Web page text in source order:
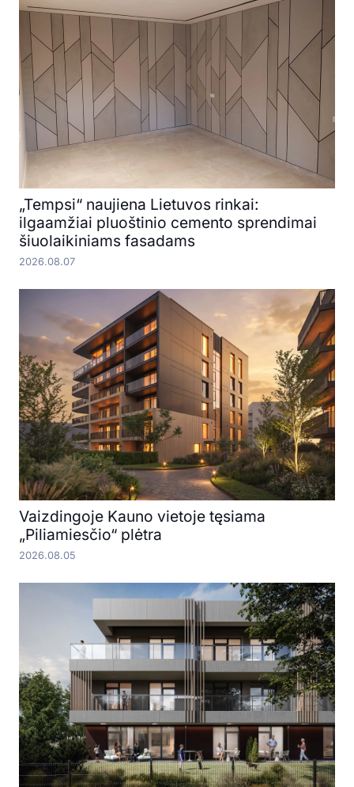
„Tempsi“ naujiena Lietuvos rinkai:
ilgaamžiai pluoštinio cemento sprendimai
šiuolaikiniams fasadams
2026.08.07
Vaizdingoje Kauno vietoje tęsiama
„Piliamiesčio“ plėtra
2026.08.05